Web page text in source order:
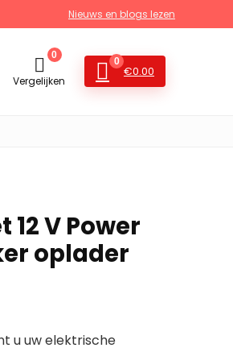
Nieuws en blogs lezen
0
Vergelijken
0
€0.00
12 V Power
oplader
u uw elektrische